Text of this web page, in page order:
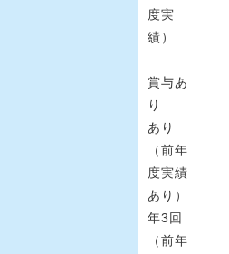
度実
績）
賞与あ
り
あり
（前年
度実績
あり）
年3回
（前年